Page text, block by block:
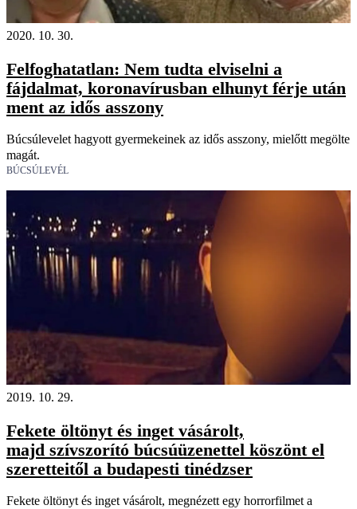
2020. 10. 30.
Felfoghatatlan: Nem tudta elviselni a
fájdalmat, koronavírusban elhunyt férje után
ment az idős asszony
Búcsúlevelet hagyott gyermekeinek az idős asszony, mielőtt megölte
magát.
BÚCSÚLEVÉL
2019. 10. 29.
Fekete öltönyt és inget vásárolt,
majd szívszorító búcsúüzenettel köszönt el
szeretteitől a budapesti tinédzser
Fekete öltönyt és inget vásárolt, megnézett egy horrorfilmet a